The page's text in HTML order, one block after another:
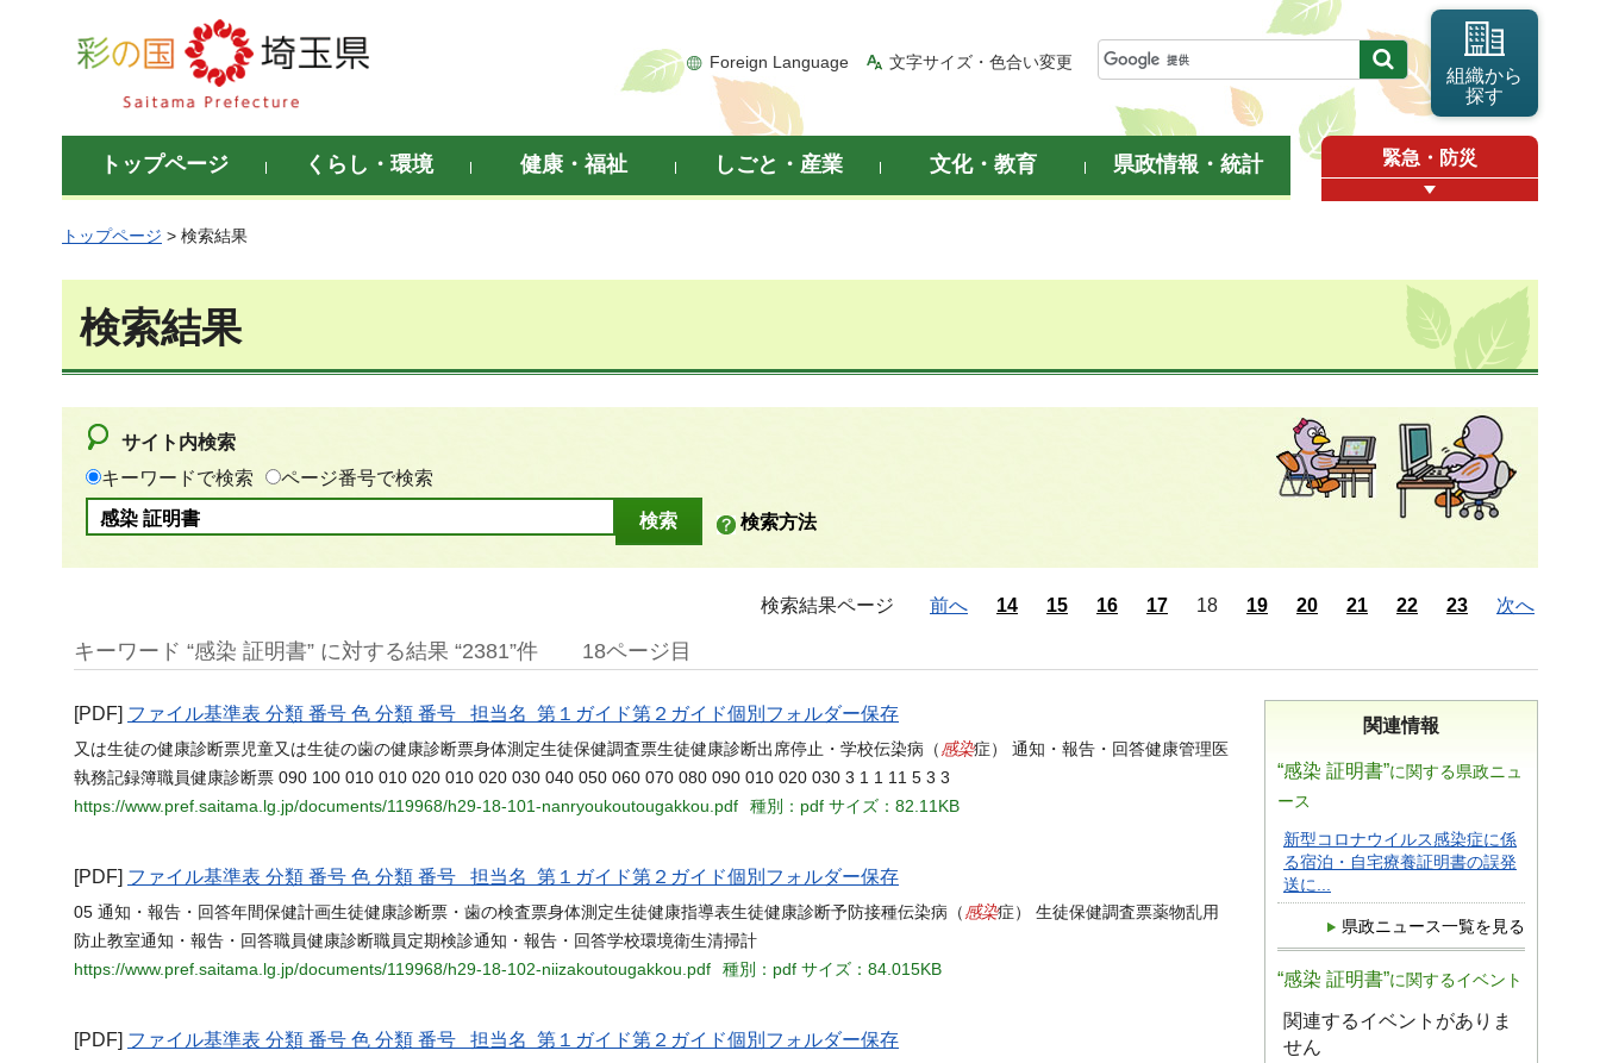
彩の国 埼玉県
Foreign Language 文字サイズ・色合い変更
組織から
探す
トップページ くらし・環境 健康・福祉 しごと・産業 文化・教育 県政情報・統計 緊急・防災
トップページ > 検索結果
検索結果
サイト内検索
キーワードで検索
ページ番号で検索
検索方法
検索結果ページ 前へ 14 15 16 17 18 19 20 21 22 23 次へ
キーワード “感染 証明書” に対する結果 “2381”件 18ページ目
関連情報
“感染 証明書”に関する県政ニュ
ース
新型コロナウイルス感染症に係
る宿泊・自宅療養証明書の誤発
送に...
県政ニュース一覧を見る
“感染 証明書”に関するイベント
関連するイベントがありま
せん
[PDF] ファイル基準表 分類 番号 色 分類 番号 担当名 第１ガイド第２ガイド個別フォルダー保存
又は生徒の健康診断票児童又は生徒の歯の健康診断票身体測定生徒保健調査票生徒健康診断出席停止・学校伝染病（ 感染症） 通知・報告・回答健康管理医
執務記録簿職員健康診断票 090 100 010 010 020 010 020 030 040 050 060 070 080 090 010 020 030 3 1 1 11 5 3 3
https://www.pref.saitama.lg.jp/documents/119968/h29-18-101-nanryoukoutougakkou.pdf
種別：pdf サイズ：82.11KB
[PDF] ファイル基準表 分類 番号 色 分類 番号 担当名 第１ガイド第２ガイド個別フォルダー保存
05 通知・報告・回答年間保健計画生徒健康診断票・歯の検査票身体測定生徒健康指導表生徒健康診断予防接種伝染病（ 感染症） 生徒保健調査票薬物乱用
防止教室通知・報告・回答職員健康診断職員定期検診通知・報告・回答学校環境衛生清掃計
https://www.pref.saitama.lg.jp/documents/119968/h29-18-102-niizakoutougakkou.pdf
種別：pdf サイズ：84.015KB
[PDF] ファイル基準表 分類 番号 色 分類 番号 担当名 第１ガイド第２ガイド個別フォルダー保存